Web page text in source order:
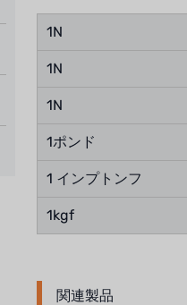
1N
1N
1N
1ポンド
1 インプトンフ
1kgf
関連製品